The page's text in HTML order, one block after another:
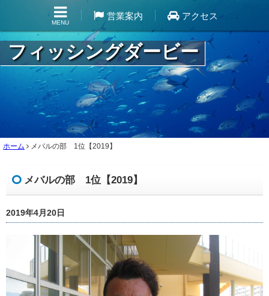
MENU
営業案内 アクセス
フィッシングダービー
ホーム メバルの部 1位【2019】
メバルの部 1位【2019】
2019年4月20日